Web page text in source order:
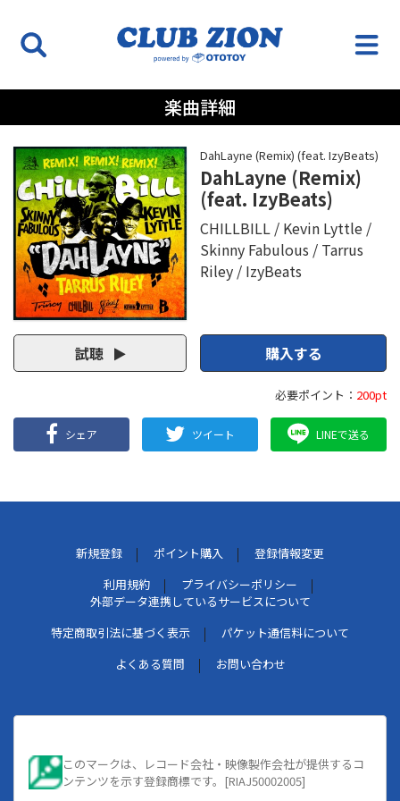
楽曲詳細
DahLayne (Remix) (feat. IzyBeats)
DahLayne (Remix)
(feat. IzyBeats)
CHILLBILL
Kevin Lyttle
Skinny Fabulous
Tarrus
Riley
IzyBeats
試聴 購入する
必要ポイント： 200pt
シェア ツイート LINEで送る
新規登録 ポイント購入
登録情報変更
利用規約
プライバシーポリシー
外部データ連携しているサービスについて
特定商取引法に基づく表示
パケット通信料について
よくある質問
お問い合わせ
このマークは、レコード会社・映像製作会社が提供するコ
ンテンツを示す登録商標です。[RIAJ50002005]